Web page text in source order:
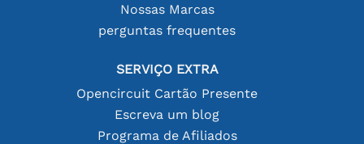
Nossas Marcas
perguntas frequentes
SERVIÇO EXTRA
Opencircuit Cartão Presente
Escreva um blog
Programa de Afiliados